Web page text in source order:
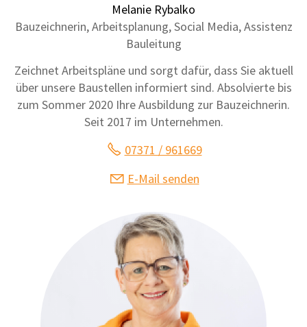
Melanie Rybalko
Bauzeichnerin, Arbeitsplanung, Social Media, Assistenz
Bauleitung
Zeichnet Arbeitspläne und sorgt dafür, dass Sie aktuell
über unsere Baustellen informiert sind. Absolvierte bis
zum Sommer 2020 Ihre Ausbildung zur Bauzeichnerin.
Seit 2017 im Unternehmen.
07371 / 961669
E-Mail senden